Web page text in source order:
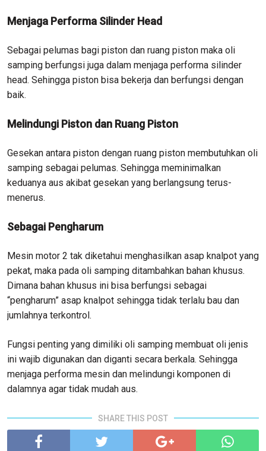
Menjaga Performa Silinder Head
Sebagai pelumas bagi piston dan ruang piston maka oli
samping berfungsi juga dalam menjaga performa silinder
head. Sehingga piston bisa bekerja dan berfungsi dengan
baik.
Melindungi Piston dan Ruang Piston
Gesekan antara piston dengan ruang piston membutuhkan oli
samping sebagai pelumas. Sehingga meminimalkan
keduanya aus akibat gesekan yang berlangsung terus-
menerus.
Sebagai Pengharum
Mesin motor 2 tak diketahui menghasilkan asap knalpot yang
pekat, maka pada oli samping ditambahkan bahan khusus.
Dimana bahan khusus ini bisa berfungsi sebagai
“pengharum” asap knalpot sehingga tidak terlalu bau dan
jumlahnya terkontrol.
Fungsi penting yang dimiliki oli samping membuat oli jenis
ini wajib digunakan dan diganti secara berkala. Sehingga
menjaga performa mesin dan melindungi komponen di
dalamnya agar tidak mudah aus.
SHARE THIS POST